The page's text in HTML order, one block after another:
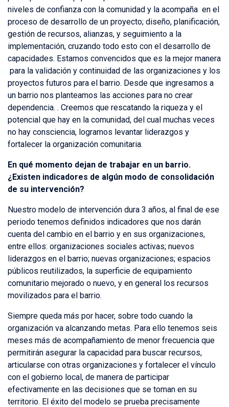
niveles de confianza con la comunidad y la acompaña en el
proceso de desarrollo de un proyecto; diseño, planificación,
gestión de recursos, alianzas, y seguimiento a la
implementación, cruzando todo esto con el desarrollo de
capacidades. Estamos convencidos que es la mejor manera
para la validación y continuidad de las organizaciones y los
proyectos futuros para el barrio. Desde que ingresamos a
un barrio nos planteamos las acciones para no crear
dependencia. . Creemos que rescatando la riqueza y el
potencial que hay en la comunidad, del cual muchas veces
no hay consciencia, logramos levantar liderazgos y
fortalecer la organización comunitaria.
En qué momento dejan de trabajar en un barrio.
¿Existen indicadores de algún modo de consolidación
de su intervención?
Nuestro modelo de intervención dura 3 años, al final de ese
periodo tenemos definidos indicadores que nos darán
cuenta del cambio en el barrio y en sus organizaciones,
entre ellos: organizaciones sociales activas; nuevos
liderazgos en el barrio; nuevas organizaciones; espacios
públicos reutilizados, la superficie de equipamiento
comunitario mejorado o nuevo, y en general los recursos
movilizados para el barrio.
Siempre queda más por hacer, sobre todo cuando la
organización va alcanzando metas. Para ello tenemos seis
meses más de acompañamiento de menor frecuencia que
permitirán asegurar la capacidad para buscar recursos,
articularse con otras organizaciones y fortalecer el vínculo
con el gobierno local, de manera de participar
efectivamente en las decisiones que se toman en su
territorio. El éxito del modelo se prueba precisamente